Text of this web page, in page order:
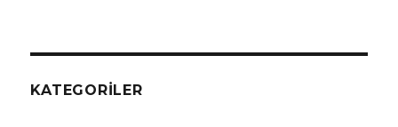
KATEGORILER